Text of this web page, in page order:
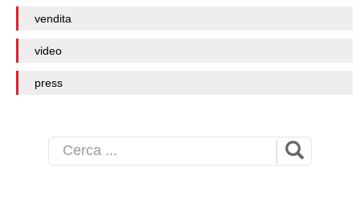
vendita
video
press